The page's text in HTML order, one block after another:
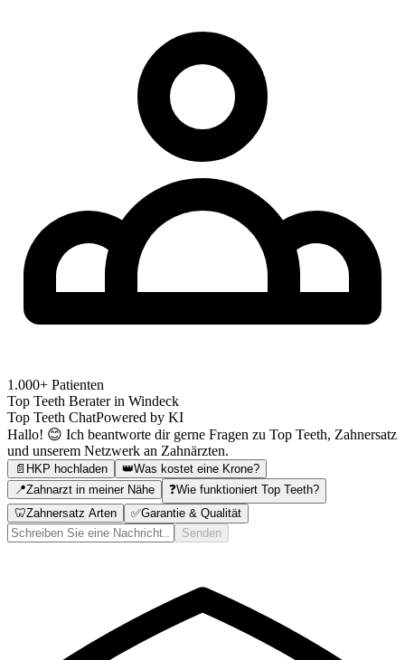
1.000+ Patienten
Top Teeth Berater in Windeck
Top Teeth ChatPowered by KI
Hallo! 😊 Ich beantworte dir gerne Fragen zu Top Teeth, Zahnersatz
und unserem Netzwerk an Zahnärzten.
📄 HKP hochladen 👑Was kostet eine Krone?
📍Zahnarzt in meiner Nähe ❓Wie funktioniert Top Teeth?
🦷Zahnersatz Arten ✅Garantie & Qualität
Senden